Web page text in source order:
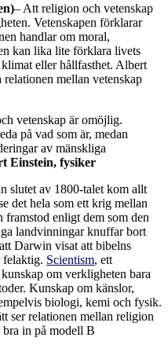
– Att religion och vetenskap
Vetenskapen förklarar
handlar om moral,
kan lika lite förklara livets
eller hållfasthet. Albert
mellan vetenskap
vetenskap är omöjlig.
på vad som är, medan
av mänskliga
Einstein, fysiker
slutet av 1800-talet kom allt
det hela som ett krig mellan
framstod enligt dem som den
landvinningar knuffar bort
Darwin visat att bibelns
felaktig. Scientism, ett
om verkligheten bara
Kunskap om känslor,
biologi, kemi och fysik.
ser relationen mellan religion
bra in på modell B